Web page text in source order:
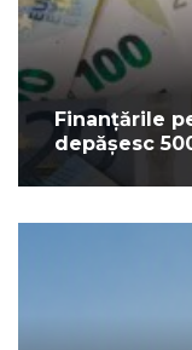
Finanțările
depășesc